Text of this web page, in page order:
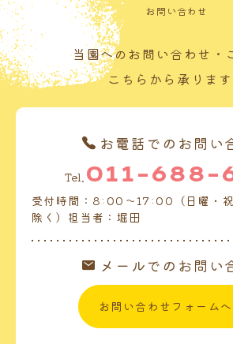
お問い合わせ
当園へのお問い合わせ・
こちらから承ります
お電話でのお問い
Tel. 011-688-
受付時間：8:00～17:00（日曜・祝
除く）担当者：堀田
メールでのお問い
お問い合わせフォームへ